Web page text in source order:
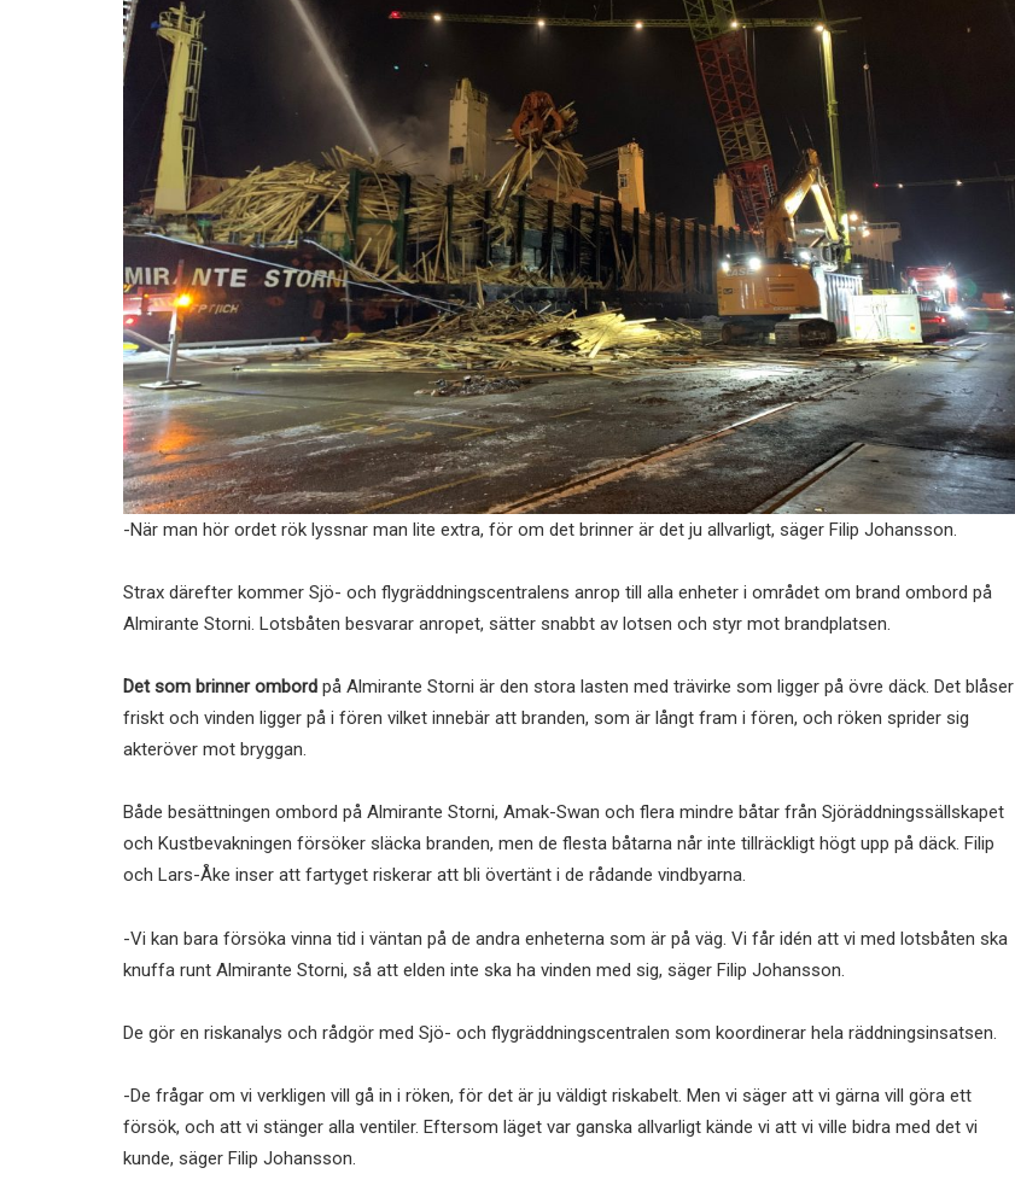
-När man hör ordet rök lyssnar man lite extra, för om det brinner är det ju allvarligt, säger Filip Johansson.
Strax därefter kommer Sjö- och flygräddningscentralens anrop till alla enheter i området om brand ombord på
Almirante Storni. Lotsbåten besvarar anropet, sätter snabbt av lotsen och styr mot brandplatsen.
Det som brinner ombord på Almirante Storni är den stora lasten med trävirke som ligger på övre däck. Det blåser
friskt och vinden ligger på i fören vilket innebär att branden, som är långt fram i fören, och röken sprider sig
akteröver mot bryggan.
Både besättningen ombord på Almirante Storni, Amak-Swan och flera mindre båtar från Sjöräddningssällskapet
och Kustbevakningen försöker släcka branden, men de flesta båtarna når inte tillräckligt högt upp på däck. Filip
och Lars-Åke inser att fartyget riskerar att bli övertänt i de rådande vindbyarna.
-Vi kan bara försöka vinna tid i väntan på de andra enheterna som är på väg. Vi får idén att vi med lotsbåten ska
knuffa runt Almirante Storni, så att elden inte ska ha vinden med sig, säger Filip Johansson.
De gör en riskanalys och rådgör med Sjö- och flygräddningscentralen som koordinerar hela räddningsinsatsen.
-De frågar om vi verkligen vill gå in i röken, för det är ju väldigt riskabelt. Men vi säger att vi gärna vill göra ett
försök, och att vi stänger alla ventiler. Eftersom läget var ganska allvarligt kände vi att vi ville bidra med det vi
kunde, säger Filip Johansson.